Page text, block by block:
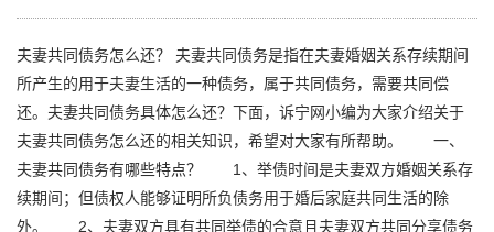
夫妻共同债务怎么还？ 夫妻共同债务是指在夫妻婚姻关系存续期间
所产生的用于夫妻生活的一种债务，属于共同债务，需要共同偿
还。夫妻共同债务具体怎么还？下面，诉宁网小编为大家介绍关于
夫妻共同债务怎么还的相关知识，希望对大家有所帮助。 一、
夫妻共同债务有哪些特点？ 1、举债时间是夫妻双方婚姻关系存
续期间；但债权人能够证明所负债务用于婚后家庭共同生活的除
外。 2、夫妻双方具有共同举债的合意且夫妻双方共同分享债务